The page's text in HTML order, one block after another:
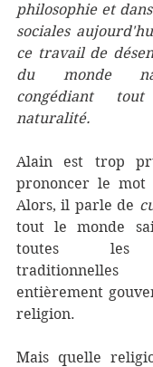
philosophie et
sociales
ce travail de
du monde
congédiant
naturalité.
Alain est trop
prononcer le mot
Alors, il parle de
tout le monde
toutes les
entièrement
religion.
Mais quelle